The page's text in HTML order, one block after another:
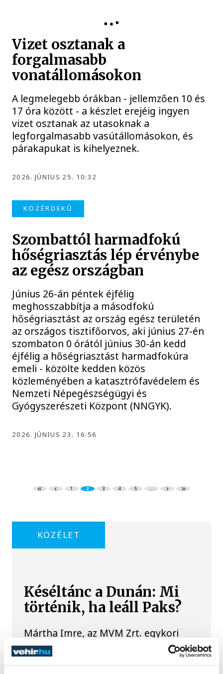
Vizet osztanak a
forgalmasabb
vonatállomásokon
A legmelegebb órákban - jellemzően 10 és
17 óra között - a készlet erejéig ingyen
vizet osztanak az utasoknak a
legforgalmasabb vasútállomásokon, és
párakapukat is kihelyeznek.
2026. JÚNIUS 25. 10:32
KÖZÉRDEKŰ
Szombattól harmadfokú
hőségriasztás lép érvénybe
az egész országban
Június 26-án péntek éjfélig
meghosszabbítja a másodfokú
hőségriasztást az ország egész területén
az országos tisztifőorvos, aki június 27-én
szombaton 0 órától június 30-án kedd
éjfélig a hőségriasztást harmadfokúra
emeli - közölte kedden közös
közleményében a katasztrófavédelem és
Nemzeti Népegészségügyi és
Gyógyszerészeti Központ (NNGYK).
2026. JÚNIUS 23. 16:56
1 2 3 4 5 ...
KÖZÉLET
Késéltánc a Dunán: Mi
történik, ha leáll Paks?
Mártha Imre, az MVM Zrt. egykori
vezérigazgatója ATV-n Rónai Egonnak
adott interjújában vázolta fel a Paksi
Atomerőmű előtt álló példátlan